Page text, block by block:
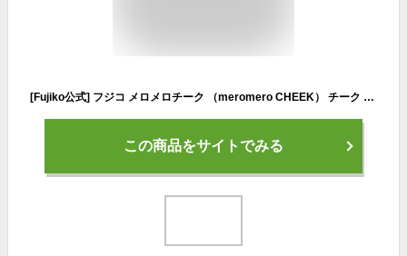
[Fujiko公式] フジコ メロメロチーク （meromero CHEEK） チーク リキッドパウダー ロングラスティング 長時間キープ オイルベース パール配合 ミニサイズ ピンクチーク (02メロメロピンク)
この商品をサイトでみる